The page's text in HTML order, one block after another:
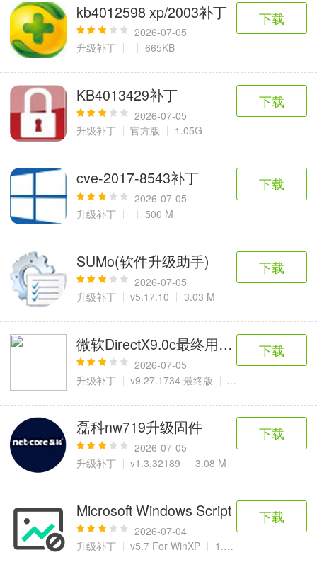
kb4012598 xp/2003补丁
2026-07-05
升级补丁
665KB
下载
KB4013429补丁
2026-07-05
升级补丁
官方版 1.05G
下载
cve-2017-8543补丁
2026-07-05
升级补丁
500 M
下载
SUMo(软件升级助手)
2026-07-05
升级补丁
v5.17.10 3.03 M
下载
微软DirectX9.0c最终用户运行库
2026-07-05
升级补丁
v9.27.1734 最终版 30.4 MB
下载
磊科nw719升级固件
2026-07-05
升级补丁
v1.3.32189 3.08 M
下载
Microsoft Windows Script
2026-07-04
升级补丁
v5.7 For WinXP 1.01 MB
下载